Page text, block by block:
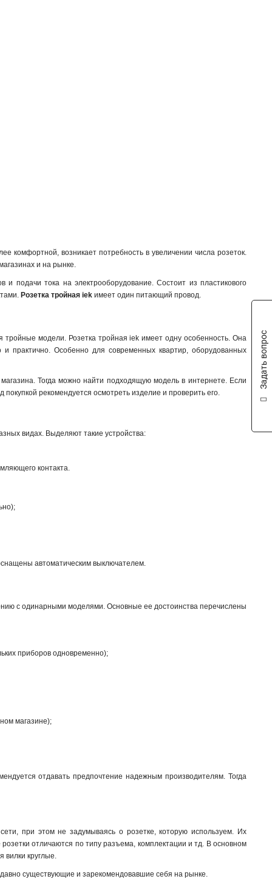
комфортной, возникает потребность в увеличении числа розеток.
и на рынке.
и подачи тока на электрооборудование. Состоит из пластикового
Розетка тройная iek имеет один питающий провод.
тройные модели.Розетка тройная iek имеет одну особенность. Она
практично. Особенно для современных квартир, оборудованных
Тогда можно найти подходящую модель в интернете. Если
рекомендуется осмотреть изделие и проверить его.
видах. Выделяют такие устройства:
контакта.
автоматическим выключателем.
с одинарными моделями. Основные ее достоинства перечислены
приборов одновременно);
магазине);
отдавать предпочтение надежным производителям. Тогда
при этом не задумываясь о розетке, которую используем. Их
отличаются по типу разъема, комплектации и тд. В основном
вилки круглые.
существующие и зарекомендовавшие себя на рынке.
Задать вопрос